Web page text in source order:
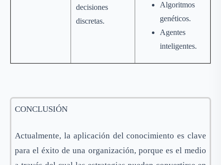
decisiones
discretas.
Algoritmos
genéticos.
Agentes
inteligentes.
CONCLUSIÓN
Actualmente, la aplicación del conocimiento es clave
para el éxito de una organización, porque es el medio